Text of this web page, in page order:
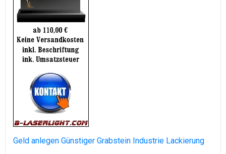
Geld anlegen Günstiger Grabstein Industrie Lackierung